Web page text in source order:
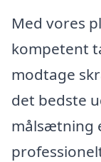
Med vores
kompetent
modtage
det bedste
målsætning